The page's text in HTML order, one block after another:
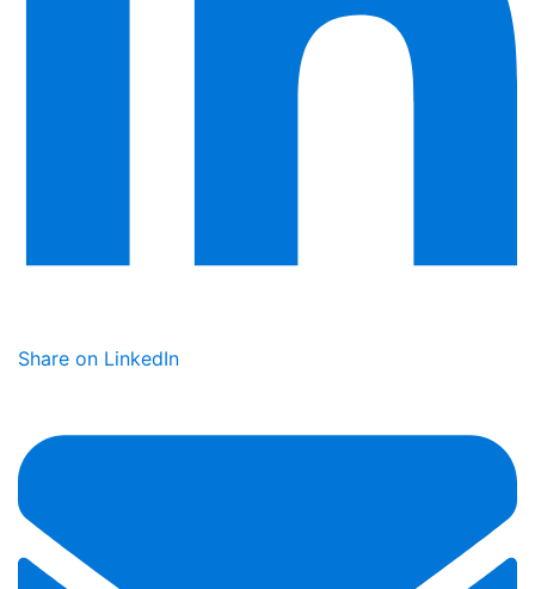
Share on LinkedIn